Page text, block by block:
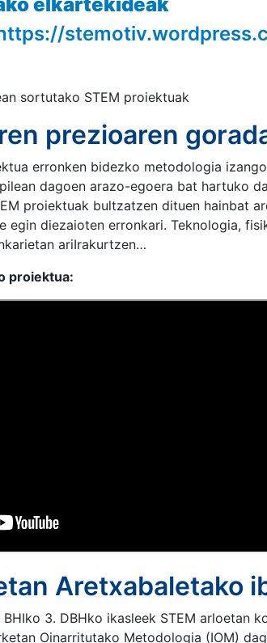
sortutako STEM proiektuak
prezioaren
erronken bidezko metodologia
dagoen arazo-egoera bat hartuko
proiektuak bultzatzen dituen hainbat
egin diezaioten erronkari. Teknologia,
ariIrakurtzen…
proiektua:
Aretxabaletako
3. DBHko ikasleek STEM arloetan
Oinarritutako Metodologia (IOM)